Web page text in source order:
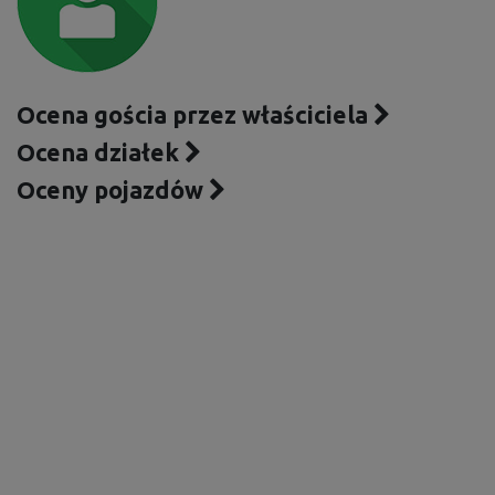
Ocena gościa przez właściciela
Ocena działek
Oceny pojazdów